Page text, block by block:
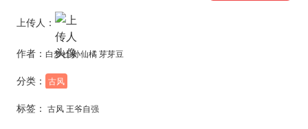
上传人：
作者： 白梦社 孙仙橘 芽芽豆
分类： 古风
标签： 古风 王爷自强